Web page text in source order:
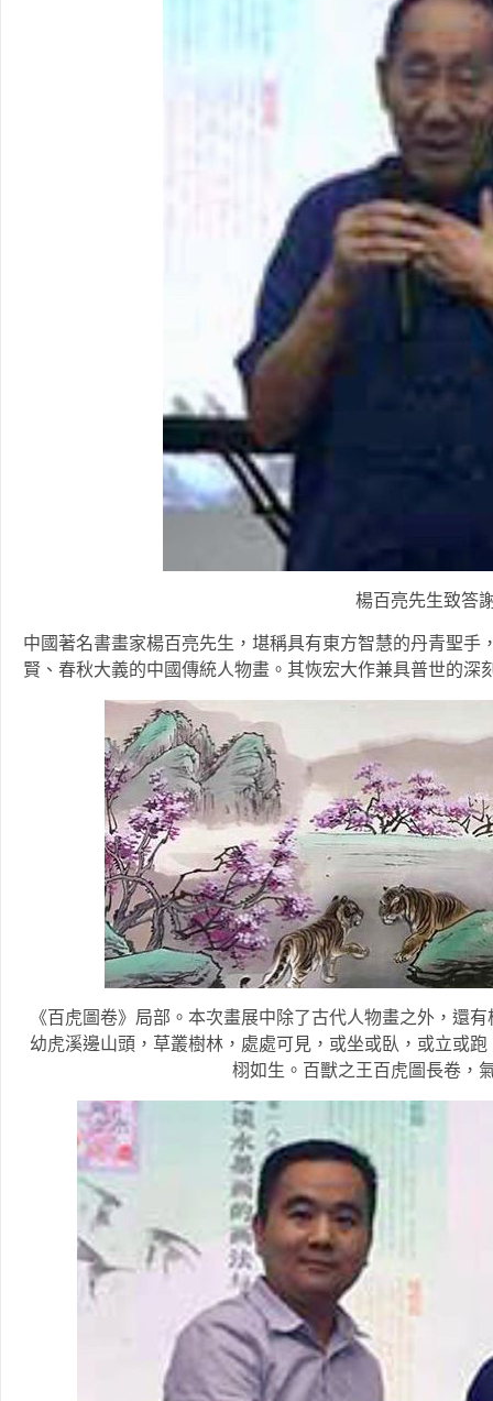
楊百亮先生致答
中國著名書畫家楊百亮先生，堪稱具有東方智慧的丹青聖手
賢、春秋大義的中國傳統人物畫。其恢宏大作兼具普世的深
《百虎圖卷》局部。本次畫展中除了古代人物畫之外，還
幼虎溪邊山頭，草叢樹林，處處可見，或坐或臥，或立或
栩如生。百獸之王百虎圖長卷，